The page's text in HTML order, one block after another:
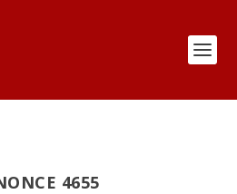
4655